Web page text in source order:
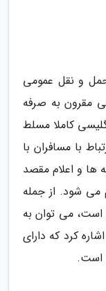
و نقل عمومی
مقرون به صرفه
کاملا مسلط
با مسافران با
ها و اعلام مقصد
می شود. از جمله
است، می توان به
کرد که دارای
است.